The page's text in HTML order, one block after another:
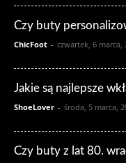
Czy buty
ChicFoot - czwartek, 6 marca,
Jakie są najlepsze
ShoeLover - środa, 5 marca,
Czy buty z lat 80.